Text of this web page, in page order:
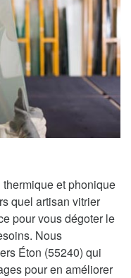
et phonique
quel artisan vitrier
pour vous dégoter le
Nous
Éton (55240) qui
pour en améliorer